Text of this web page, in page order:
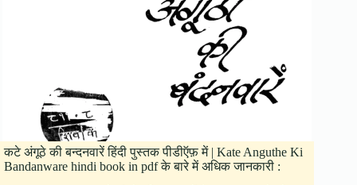
कटे अंगूठे की बन्दनवारें हिंदी पुस्तक पीडीऍफ़ में | Kate Anguthe Ki
Bandanware hindi book in pdf के बारे में अधिक जानकारी :